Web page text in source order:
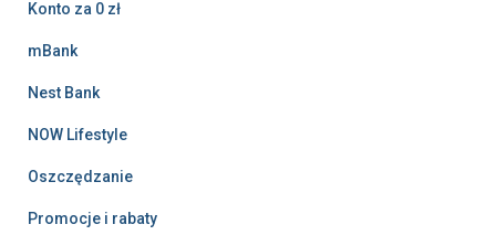
Konto za 0 zł
mBank
Nest Bank
NOW Lifestyle
Oszczędzanie
Promocje i rabaty